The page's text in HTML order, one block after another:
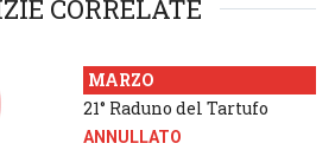
CORRELATE
MARZO
21° Raduno del Tartufo
ANNULLATO